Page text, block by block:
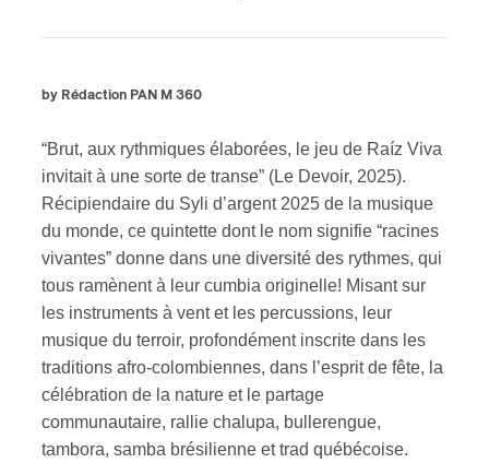
by Rédaction PAN M 360
“Brut, aux rythmiques élaborées, le jeu de Raíz Viva
invitait à une sorte de transe” (Le Devoir, 2025).
Récipiendaire du Syli d’argent 2025 de la musique
du monde, ce quintette dont le nom signifie “racines
vivantes” donne dans une diversité des rythmes, qui
tous ramènent à leur cumbia originelle! Misant sur
les instruments à vent et les percussions, leur
musique du terroir, profondément inscrite dans les
traditions afro-colombiennes, dans l’esprit de fête, la
célébration de la nature et le partage
communautaire, rallie chalupa, bullerengue,
tambora, samba brésilienne et trad québécoise.